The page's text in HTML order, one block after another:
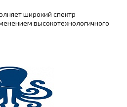
широкий спектр
высокотехнологичного